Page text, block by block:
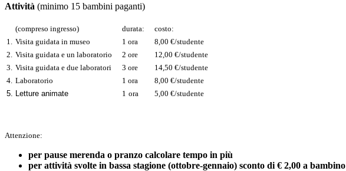
Attività (minimo 15 bambini paganti)
(compreso ingresso) durata:
costo:
1.
Visita guidata in museo 1 ora
8,00 €/studente
2. Visita guidata e un laboratorio 2 ore
12,00 €/studente
3. Visita guidata e due laboratori 3 ore
14,50 €/studente
4. Laboratorio 1 ora
8,00 €/studente
5.
Letture animate 1 ora 5,00 €/studente
Attenzione:
per pause merenda o pranzo calcolare tempo in più
per attività svolte in bassa stagione (ottobre-gennaio) sconto di € 2,00 a bambino